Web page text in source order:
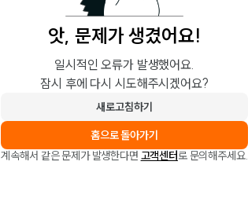
앗, 문제가 생겼어요!
일시적인 오류가 발생했어요.
잠시 후에 다시 시도해주시겠어요?
새로고침하기
홈으로 돌아가기
계속해서 같은 문제가 발생한다면 고객센터로 문의해주세요.